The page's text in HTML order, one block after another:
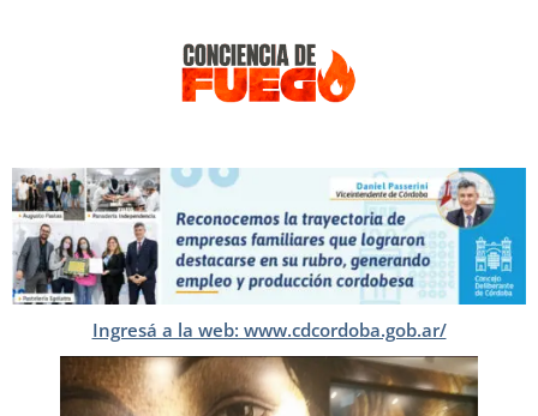
Ingresá a la web: www.cdcordoba.gob.ar/